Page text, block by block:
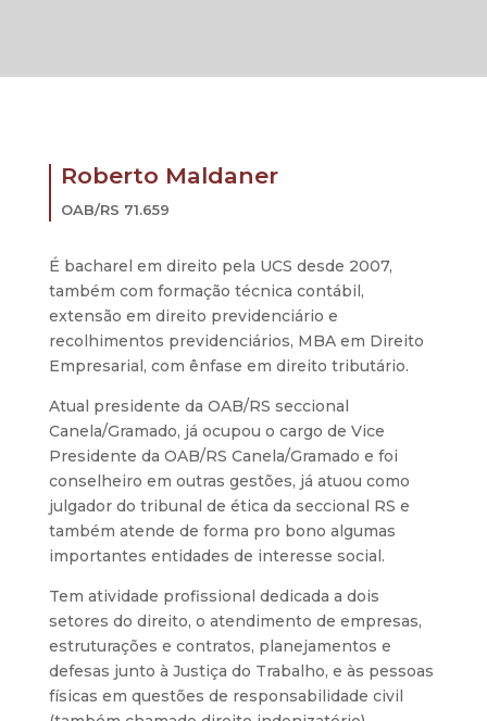
Roberto Maldaner
OAB/RS 71.659
É bacharel em direito pela UCS desde 2007,
também com formação técnica contábil,
extensão em direito previdenciário e
recolhimentos previdenciários, MBA em Direito
Empresarial, com ênfase em direito tributário.
Atual presidente da OAB/RS seccional
Canela/Gramado, já ocupou o cargo de Vice
Presidente da OAB/RS Canela/Gramado e foi
conselheiro em outras gestões, já atuou como
julgador do tribunal de ética da seccional RS e
também atende de forma pro bono algumas
importantes entidades de interesse social.
Tem atividade profissional dedicada a dois
setores do direito, o atendimento de empresas,
estruturações e contratos, planejamentos e
defesas junto à Justiça do Trabalho, e às pessoas
físicas em questões de responsabilidade civil